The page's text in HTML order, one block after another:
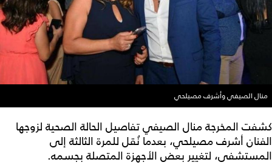
منال الصيفي وأشرف مصيلحي
كشفت المخرجة منال الصيفي تفاصيل الحالة الصحية لزوجها
الفنان أشرف مصيلحي، بعدما نُقل للمرة الثالثة إلى
المستشفى، لتغيير بعض الأجهزة المتصلة بجسمه.